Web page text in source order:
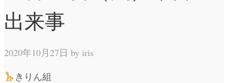
出来事
2020年10月27日 by iris
きりん組